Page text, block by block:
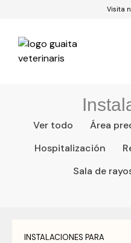
Visita
Ver todo
Área
Hospitalización
Sala de
INSTALACIONES PARA